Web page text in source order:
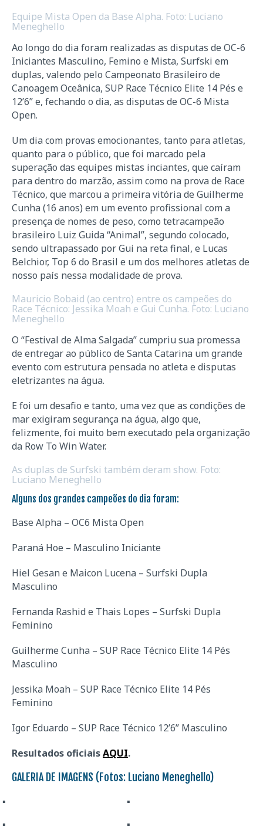
Equipe Mista Open da Base Alpha. Foto: Luciano
Meneghello
Ao longo do dia foram realizadas as disputas de OC-6
Iniciantes Masculino, Femino e Mista, Surfski em
duplas, valendo pelo Campeonato Brasileiro de
Canoagem Oceânica, SUP Race Técnico Elite 14 Pés e
12’6” e, fechando o dia, as disputas de OC-6 Mista
Open.
Um dia com provas emocionantes, tanto para atletas,
quanto para o público, que foi marcado pela
superação das equipes mistas inciantes, que caíram
para dentro do marzão, assim como na prova de Race
Técnico, que marcou a primeira vitória de Guilherme
Cunha (16 anos) em um evento profissional com a
presença de nomes de peso, como tetracampeão
brasileiro Luiz Guida “Animal”, segundo colocado,
sendo ultrapassado por Gui na reta final, e Lucas
Belchior, Top 6 do Brasil e um dos melhores atletas de
nosso país nessa modalidade de prova.
Mauricio Bobaid (ao centro) entre os campeões do
Race Técnico: Jessika Moah e Gui Cunha. Foto: Luciano
Meneghello
O “Festival de Alma Salgada” cumpriu sua promessa
de entregar ao público de Santa Catarina um grande
evento com estrutura pensada no atleta e disputas
eletrizantes na água.
E foi um desafio e tanto, uma vez que as condições de
mar exigiram segurança na água, algo que,
felizmente, foi muito bem executado pela organização
da Row To Win Water.
As duplas de Surfski também deram show. Foto:
Luciano Meneghello
Alguns dos grandes campeões do dia foram:
Base Alpha – OC6 Mista Open
Paraná Hoe – Masculino Iniciante
Hiel Gesan e Maicon Lucena – Surfski Dupla
Masculino
Fernanda Rashid e Thais Lopes – Surfski Dupla
Feminino
Guilherme Cunha – SUP Race Técnico Elite 14 Pés
Masculino
Jessika Moah – SUP Race Técnico Elite 14 Pés
Feminino
Igor Eduardo – SUP Race Técnico 12’6” Masculino
Resultados oficiaisAQUI.
GALERIA DE IMAGENS (Fotos: Luciano Meneghello)